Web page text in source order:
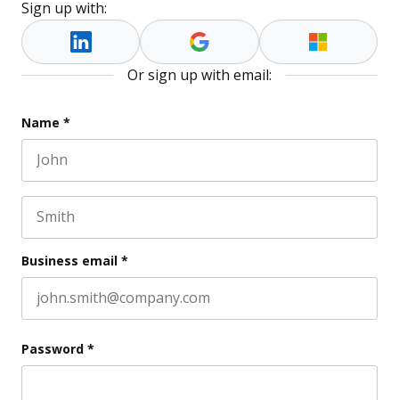
Sign up with:
Or sign up with email:
X/Twitter
This field is for validation purposes and should be
Name *
Business email *
Password *